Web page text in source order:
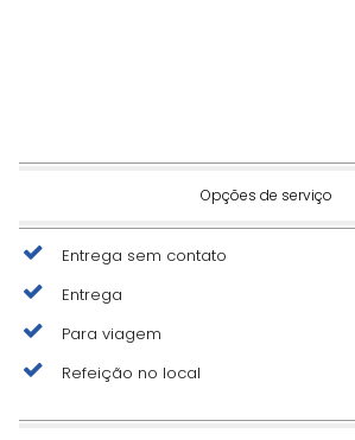
Opções de serviço
Entrega sem contato
Entrega
Para viagem
Refeição no local